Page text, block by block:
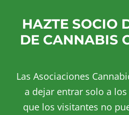
HAZTE SOCIO
DE CANNABIS
Las Asociaciones
a dejar entrar solo a
que los visitantes no